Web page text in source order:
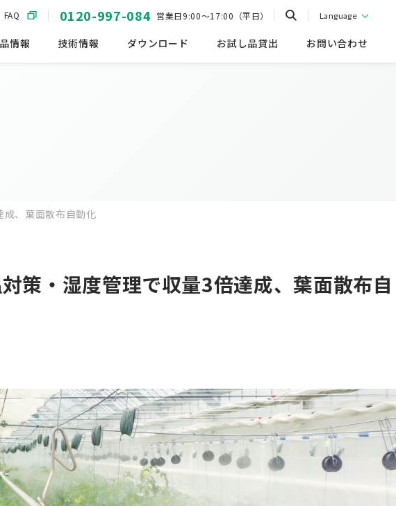
情報 技術情報 ダウンロード お試し品貸出 お問い合わせ
FAQ 0120-997-084 営業日9:00～17:00（平日） Language
成、葉面散布自動化
策・湿度管理で収量3倍達成、葉面散布自